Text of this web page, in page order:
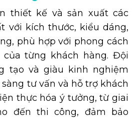
thiết kế và sản xuất các
với kích thước, kiểu dáng,
phù hợp với phong cách
từng khách hàng. Đội
tạo và giàu kinh nghiệm
tư vấn và hỗ trợ khách
thực hóa ý tưởng, từ giai
đến thi công, đảm bảo